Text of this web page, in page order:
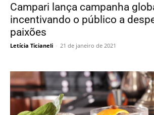
Campari lança campanha
incentivando o público a
paixões
Letícia Ticianeli - 21 de janeiro de 2021